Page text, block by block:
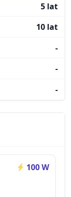
5 lat
10 lat
-
-
-
100 W